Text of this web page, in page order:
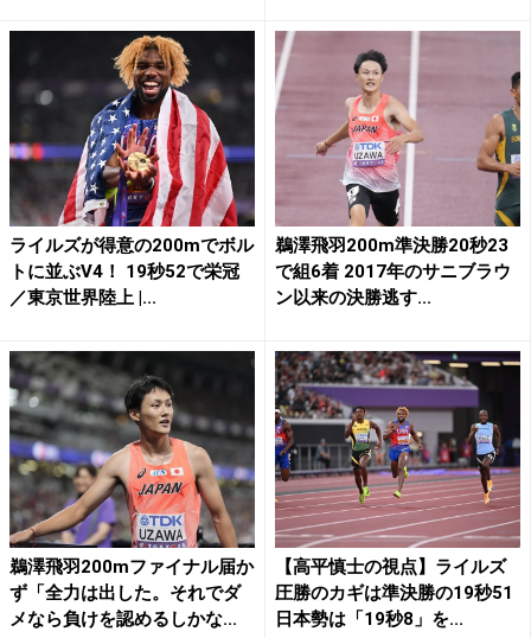
ライルズが得意の200mでボル
トに並ぶV4！ 19秒52で栄冠
／東京世界陸上 |...
鵜澤飛羽200m準決勝20秒23
で組6着 2017年のサニブラウ
ン以来の決勝逃す...
鵜澤飛羽200mファイナル届か
ず「全力は出した。それでダ
メなら負けを認めるしかな...
【高平慎士の視点】ライルズ
圧勝のカギは準決勝の19秒51
日本勢は「19秒8」を...